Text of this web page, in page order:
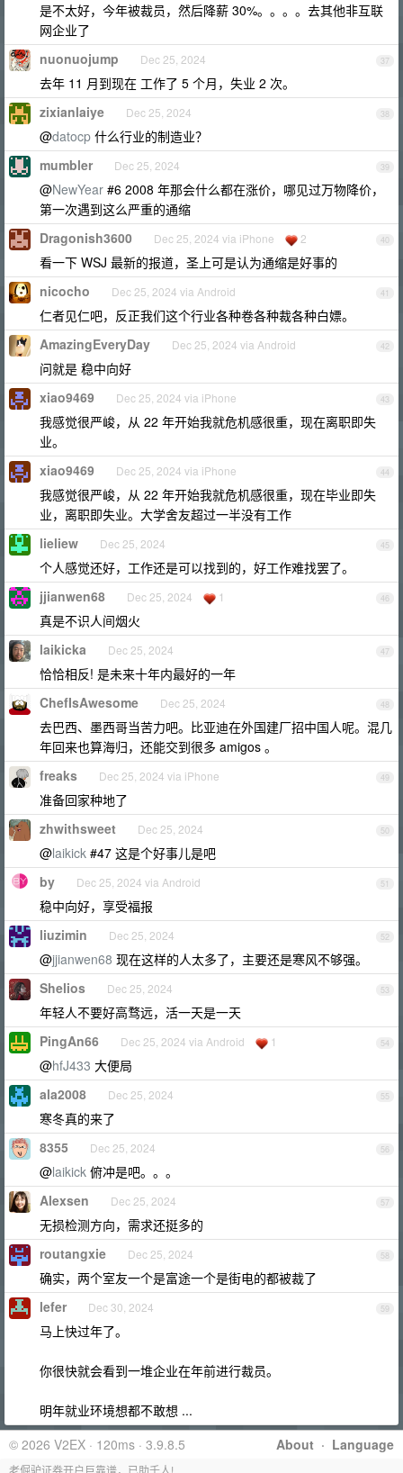
是不太好，今年被裁员，然后降薪 30%。。。。去其他非互联
网企业了
37
nuonuojump Dec 25, 2024
去年 11 月到现在 工作了 5 个月，失业 2 次。
38
zixianlaiye Dec 25, 2024
@datocp 什么行业的制造业？
39
mumbler Dec 25, 2024
@NewYear #6 2008 年那会什么都在涨价，哪见过万物降价，
第一次遇到这么严重的通缩
40
Dragonish3600 Dec 25, 2024 via iPhone 2
看一下 WSJ 最新的报道，圣上可是认为通缩是好事的
41
nicocho Dec 25, 2024 via Android
仁者见仁吧，反正我们这个行业各种卷各种裁各种白嫖。
42
AmazingEveryDay Dec 25, 2024 via Android
问就是 稳中向好
43
xiao9469 Dec 25, 2024 via iPhone
我感觉很严峻，从 22 年开始我就危机感很重，现在离职即失
业。
44
xiao9469 Dec 25, 2024 via iPhone
我感觉很严峻，从 22 年开始我就危机感很重，现在毕业即失
业，离职即失业。大学舍友超过一半没有工作
45
lieliew Dec 25, 2024
个人感觉还好，工作还是可以找到的，好工作难找罢了。
46
jjianwen68 Dec 25, 2024 1
真是不识人间烟火
47
laikicka Dec 25, 2024
恰恰相反! 是未来十年内最好的一年
48
ChefIsAwesome Dec 25, 2024
去巴西、墨西哥当苦力吧。比亚迪在外国建厂招中国人呢。混几
年回来也算海归，还能交到很多 amigos 。
49
freaks Dec 25, 2024 via iPhone
准备回家种地了
50
zhwithsweet Dec 25, 2024
@laikick #47 这是个好事儿是吧
51
by Dec 25, 2024 via Android
稳中向好，享受福报
52
liuzimin Dec 25, 2024
@jjianwen68 现在这样的人太多了，主要还是寒风不够强。
53
Shelios Dec 25, 2024
年轻人不要好高骛远，活一天是一天
54
PingAn66 Dec 25, 2024 via Android 1
@hfJ433 大便局
55
ala2008 Dec 25, 2024
寒冬真的来了
56
8355 Dec 25, 2024
@laikick 俯冲是吧。。。
57
Alexsen Dec 25, 2024
无损检测方向，需求还挺多的
58
routangxie Dec 25, 2024
确实，两个室友一个是富途一个是街电的都被裁了
59
lefer Dec 30, 2024
马上快过年了。
你很快就会看到一堆企业在年前进行裁员。
明年就业环境想都不敢想 ...
About · Language
© 2026 V2EX · 120ms · 3.9.8.5
老倔驴证券开户巨靠谱，已助千人!